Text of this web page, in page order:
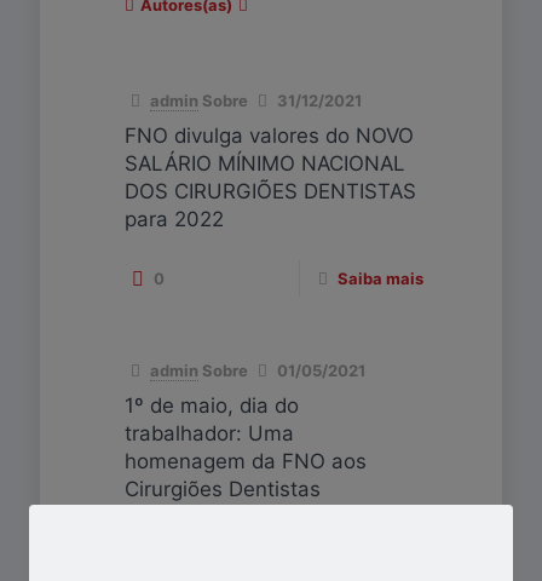
Autores(as)
admin Sobre 31/12/2021
FNO divulga valores do NOVO
SALÁRIO MÍNIMO NACIONAL
DOS CIRURGIÕES DENTISTAS
para 2022
0 Saiba mais
admin Sobre 01/05/2021
1º de maio, dia do
trabalhador: Uma
homenagem da FNO aos
Cirurgiões Dentistas